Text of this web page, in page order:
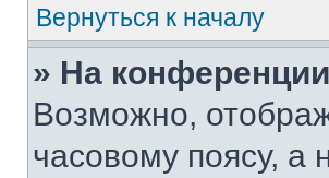
Вернуться к началу
» На
Возможно,
часовому поясу, а